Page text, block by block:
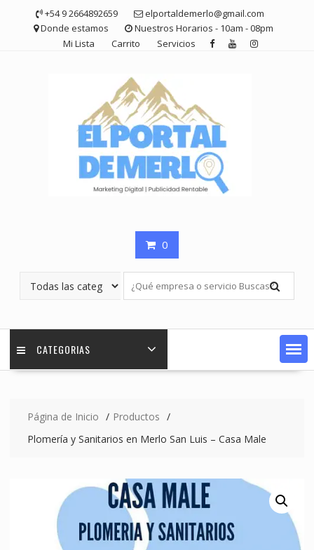
contenido
+54 9 2664892659
elportaldemerlo@gmail.com
Donde estamos
Nuestros Horarios - 10am - 08pm
Mi Lista
Carrito Servicios
0
CATEGORIAS
Página de Inicio
Productos
Plomería y Sanitarios en Merlo San Luis – Casa Male